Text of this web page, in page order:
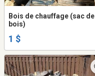
Bois de chauffage (sac de
bois)
1 $